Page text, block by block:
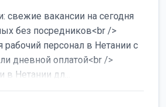
свежие вакансии на сегодня
без посредников<br />
рабочий персонал в Нетании с
дневной оплатой<br />
Нетании дл...